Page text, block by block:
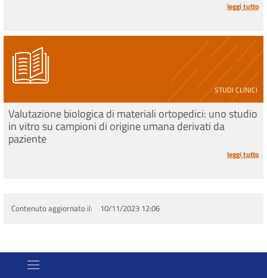
leggi tutto
STUDI CLINICI
Valutazione biologica di materiali ortopedici: uno studio
in vitro su campioni di origine umana derivati da
paziente
leggi tutto
Contenuto aggiornato il 10/11/2023 12:06